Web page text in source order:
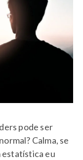
pode ser
Calma, se
estatística eu